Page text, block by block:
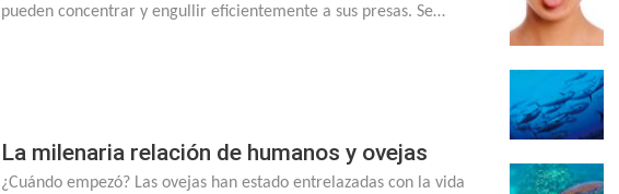
pueden concentrar y engullir eficientemente a sus presas. Se…
La milenaria relación de humanos y ovejas
¿Cuándo empezó? Las ovejas han estado entrelazadas con la vida